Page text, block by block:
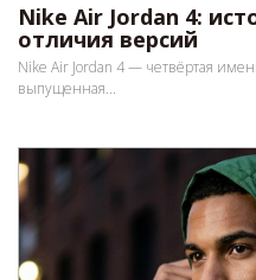
Nike Air Jordan 4:
отличия версий
Nike Air Jordan 4 — четвёртая
выпущенная...